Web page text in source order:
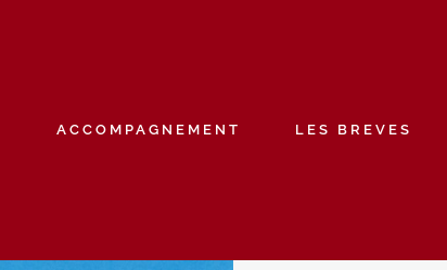
ACCOMPAGNEMENT LES BREVES